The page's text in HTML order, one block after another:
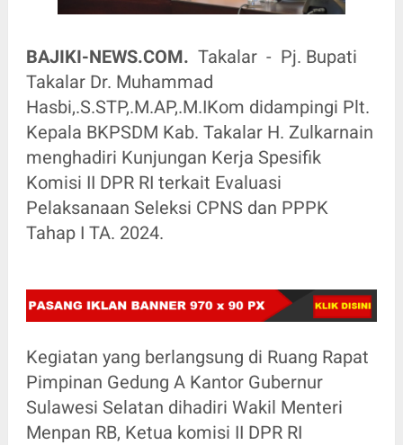
BAJIKI-NEWS.COM. Takalar - Pj. Bupati
Takalar Dr. Muhammad
Hasbi,.S.STP,.M.AP,.M.IKom didampingi Plt.
Kepala BKPSDM Kab. Takalar H. Zulkarnain
menghadiri Kunjungan Kerja Spesifik
Komisi II DPR RI terkait Evaluasi
Pelaksanaan Seleksi CPNS dan PPPK
Tahap I TA. 2024.
Kegiatan yang berlangsung di Ruang Rapat
Pimpinan Gedung A Kantor Gubernur
Sulawesi Selatan dihadiri Wakil Menteri
Menpan RB, Ketua komisi II DPR RI